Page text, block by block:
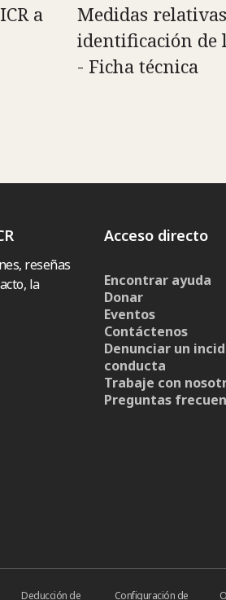
a
Medidas
identificación de
- Ficha técnica
reseñas
la
Acceso directo
Encontrar ayuda
Donar
Eventos
Contáctenos
Denunciar un
conducta
Trabaje con
Preguntas
Deducción de Configuración de